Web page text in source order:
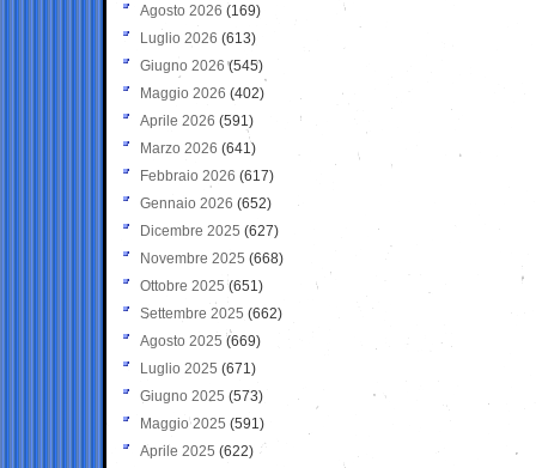
Agosto 2026 (169)
Luglio 2026 (613)
Giugno 2026 (545)
Maggio 2026 (402)
Aprile 2026 (591)
Marzo 2026 (641)
Febbraio 2026 (617)
Gennaio 2026 (652)
Dicembre 2025 (627)
Novembre 2025 (668)
Ottobre 2025 (651)
Settembre 2025 (662)
Agosto 2025 (669)
Luglio 2025 (671)
Giugno 2025 (573)
Maggio 2025 (591)
Aprile 2025 (622)